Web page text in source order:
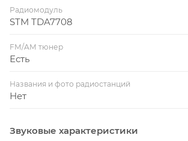
Радиомодуль
STM TDA7708
FM/AM тюнер
Есть
Названия и фото радиостанций
Нет
Звуковые характеристики